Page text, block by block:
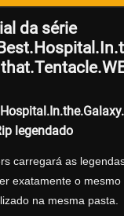
da série
legendado
carregará as
exatamente o mesmo
na mesma pasta.